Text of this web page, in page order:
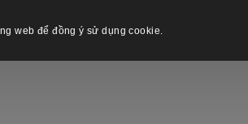
web để đồng ý sử dụng cookie.